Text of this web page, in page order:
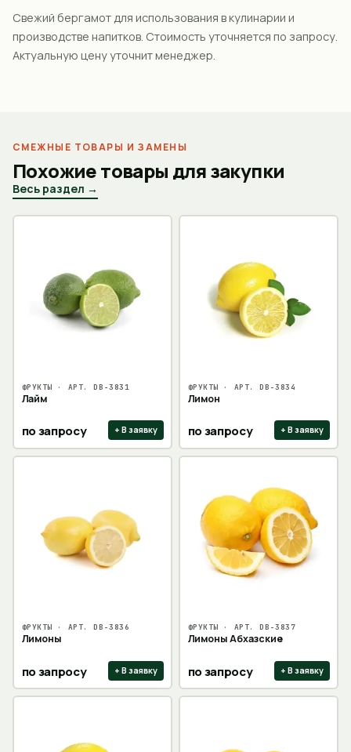
Свежий бергамот для использования в кулинарии и
производстве напитков. Стоимость уточняется по запросу.
Актуальную цену уточнит менеджер.
СМЕЖНЫЕ ТОВАРЫ И ЗАМЕНЫ
Похожие товары для закупки
Весь раздел →
ФРУКТЫ · АРТ.DB-3831
Лайм
по запросу + В заявку
ФРУКТЫ · АРТ.DB-3834
Лимон
по запросу + В заявку
ФРУКТЫ · АРТ.DB-3836
Лимоны
по запросу + В заявку
ФРУКТЫ · АРТ.DB-3837
Лимоны Абхазские
по запросу + В заявку